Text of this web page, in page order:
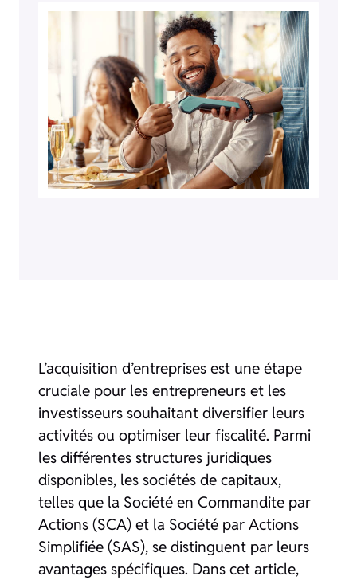
L’acquisition d’entreprises est une étape
cruciale pour les entrepreneurs et les
investisseurs souhaitant diversifier leurs
activités ou optimiser leur fiscalité. Parmi
les différentes structures juridiques
disponibles, les sociétés de capitaux,
telles que la Société en Commandite par
Actions (SCA) et la Société par Actions
Simplifiée (SAS), se distinguent par leurs
avantages spécifiques. Dans cet article,